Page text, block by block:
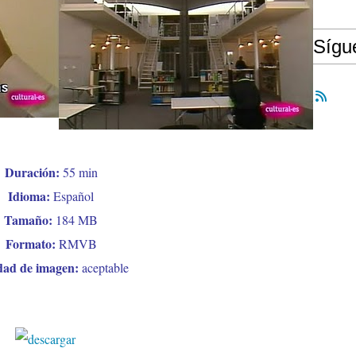
Duración: 55 min
Idioma: Español
Tamaño: 184 MB
Formato: RMVB
de imagen: aceptable